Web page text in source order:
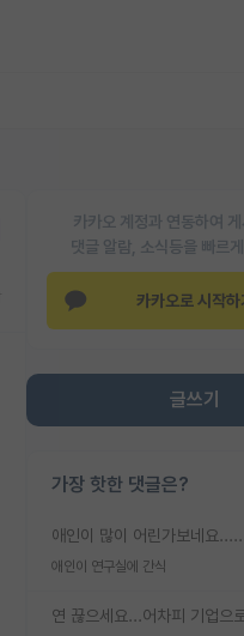
카카오 계정과 연동하여
댓글 알람, 소식등을 빠르
카카오로 시작하
글쓰기
가장 핫한 댓글은?
애인이 많이 어린가보네요
애인이 연구실에 간식